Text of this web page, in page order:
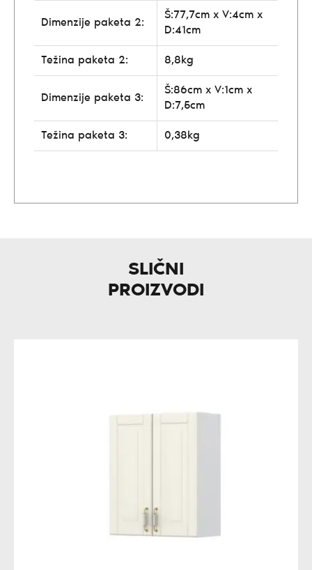
Dimenzije paketa 2:
Š:77,7cm x V:4cm x
D:41cm
Težina paketa 2: 8,8kg
Dimenzije paketa 3:
Š:86cm x V:1cm x
D:7,5cm
Težina paketa 3: 0,38kg
SLIČNI
PROIZVODI